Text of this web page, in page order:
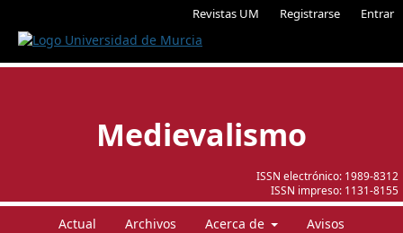
Revistas UM Registrarse Entrar
ISSN electrónico: 1989-8312
ISSN impreso: 1131-8155
Medievalismo
Actual Archivos Acerca de Avisos